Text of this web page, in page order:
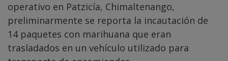
operativo en Patzicía, Chimaltenango,
preliminarmente se reporta la incautación de
14 paquetes con marihuana que eran
trasladados en un vehículo utilizado para